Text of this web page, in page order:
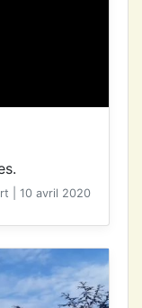
| 10 avril 2020